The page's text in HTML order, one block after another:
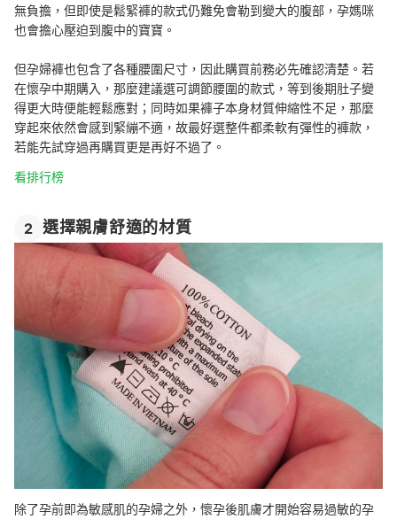
無負擔，但即使是鬆緊褲的款式仍難免會勒到變大的腹部，孕媽咪
也會擔心壓迫到腹中的寶寶。
但孕婦褲也包含了各種腰圍尺寸，因此購買前務必先確認清楚。若
在懷孕中期購入，那麼建議選可調節腰圍的款式，等到後期肚子變
得更大時便能輕鬆應對；同時如果褲子本身材質伸縮性不足，那麼
穿起來依然會感到緊繃不適，故最好選整件都柔軟有彈性的褲款，
若能先試穿過再購買更是再好不過了。
看排行榜
2 選擇親膚舒適的材質
除了孕前即為敏感肌的孕婦之外，懷孕後肌膚才開始容易過敏的孕